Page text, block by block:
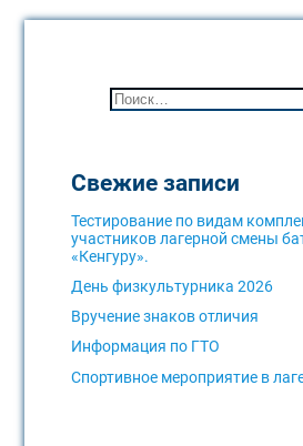
Свежие записи
Тестирование по видам
участников лагерной смены
«Кенгуру».
День физкультурника 2026
Вручение знаков отличия
Информация по ГТО
Спортивное мероприятие в